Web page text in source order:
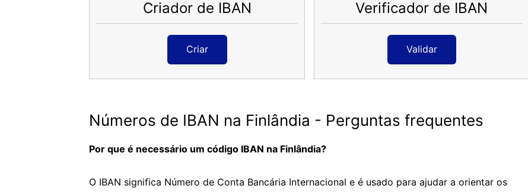
Criador de IBAN
Criar
Verificador de IBAN
Validar
Números de IBAN na Finlândia - Perguntas frequentes
Por que é necessário um código IBAN na Finlândia?
O IBAN significa Número de Conta Bancária Internacional e é usado para ajudar a orientar os